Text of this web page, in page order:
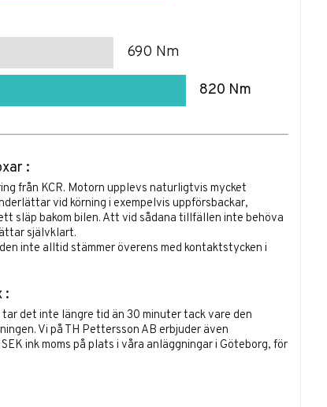
690 Nm
820 Nm
:
från KCR. Motorn upplevs naturligtvis mycket
vid körning i exempelvis uppförsbackar,
släp bakom bilen. Att vid sådana tillfällen inte behöva
självklart.
inte alltid stämmer överens med kontaktstycken i
:
det inte längre tid än 30 minuter tack vare den
Vi på TH Pettersson AB erbjuder även
ink moms på plats i våra anläggningar i Göteborg, för